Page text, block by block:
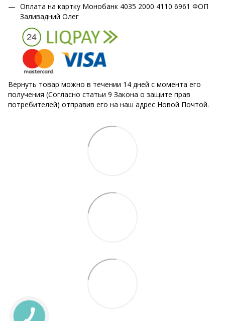
Оплата на картку Монобанк 4035 2000 4110 6961 ФОП
Заливадний Олег
Вернуть товар можно в течении 14 дней с момента его
получения (Согласно статьи 9 Закона о защите прав
потребителей) отправив его на наш адрес Новой Почтой.